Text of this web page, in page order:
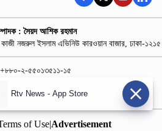
: সৈয়দ আশিক রহমান
কাজী নজরুল ইসলাম এভিনিউ কারওয়ান বাজার, ঢাকা-১২১৫
২-৫৫০১৩৫১১-১৫
+৮৮০-১৮৭৮১৮৪৩৬৯-৭০
rtvdigitalad@gmail.com
of Use|Advertisement
Rtv News - App Store